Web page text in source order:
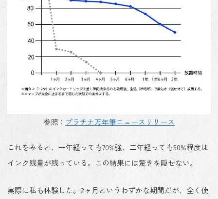
参照： プラチナ万年筆ニュースリリース
これをみると、一年経っても70%強、二年経っても50%程度は
インク残量が残っている。この結果には驚きを隠せない。
実際に私も体験した。2ヶ月というわずかな期間だが、全く使